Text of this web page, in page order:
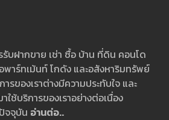
บฝากขาย เช่า ซื้อ บ้าน ที่ดิน คอนโด
าร์ทเม้นท์ โกดัง และอสังหาริมทรัพย์
รของเราต่างมีความประทับใจ และ
ใช้บริการของเราอย่างต่อเนื่อง
จจุบัน อ่านต่อ..